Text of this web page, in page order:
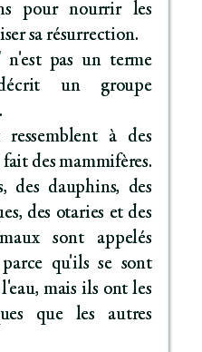
pour nourrir les
sa résurrection.
n'est pas un terme
un groupe
à des
des mammifères.
des dauphins, des
des otaries et des
sont appelés
qu'ils se sont
mais ils ont les
que les autres